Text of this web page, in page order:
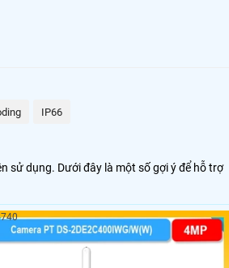
IP66
sử dụng. Dưới đây là một số gợi ý để hỗ trợ